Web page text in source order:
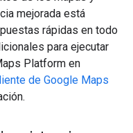
mejorada está
rápidas en todo
para ejecutar
Platform en
de Google Maps